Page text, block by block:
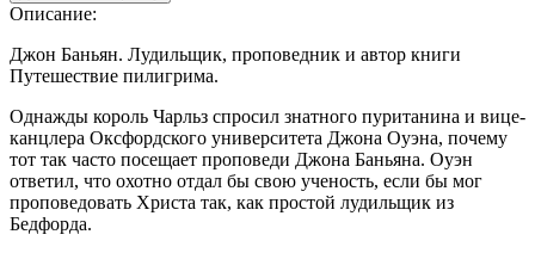
Описание:
Джон Баньян. Лудильщик, проповедник и автор книги
Путешествие пилигрима.
Однажды король Чарльз спросил знатного пуританина и вице-
канцлера Оксфордского университета Джона Оуэна, почему
тот так часто посещает проповеди Джона Баньяна. Оуэн
ответил, что охотно отдал бы свою ученость, если бы мог
проповедовать Христа так, как простой лудильщик из
Бедфорда.